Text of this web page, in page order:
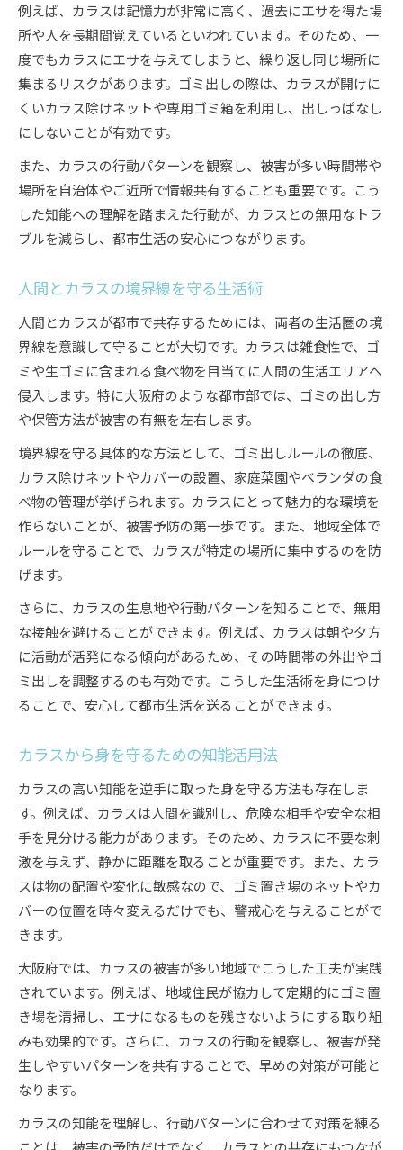
例えば、カラスは記憶力が非常に高く、過去にエサを得た場
所や人を長期間覚えているといわれています。そのため、一
度でもカラスにエサを与えてしまうと、繰り返し同じ場所に
集まるリスクがあります。ゴミ出しの際は、カラスが開けに
くいカラス除けネットや専用ゴミ箱を利用し、出しっぱなし
にしないことが有効です。
また、カラスの行動パターンを観察し、被害が多い時間帯や
場所を自治体やご近所で情報共有することも重要です。こう
した知能への理解を踏まえた行動が、カラスとの無用なトラ
ブルを減らし、都市生活の安心につながります。
人間とカラスの境界線を守る生活術
人間とカラスが都市で共存するためには、両者の生活圏の境
界線を意識して守ることが大切です。カラスは雑食性で、ゴ
ミや生ゴミに含まれる食べ物を目当てに人間の生活エリアへ
侵入します。特に大阪府のような都市部では、ゴミの出し方
や保管方法が被害の有無を左右します。
境界線を守る具体的な方法として、ゴミ出しルールの徹底、
カラス除けネットやカバーの設置、家庭菜園やベランダの食
べ物の管理が挙げられます。カラスにとって魅力的な環境を
作らないことが、被害予防の第一歩です。また、地域全体で
ルールを守ることで、カラスが特定の場所に集中するのを防
げます。
さらに、カラスの生息地や行動パターンを知ることで、無用
な接触を避けることができます。例えば、カラスは朝や夕方
に活動が活発になる傾向があるため、その時間帯の外出やゴ
ミ出しを調整するのも有効です。こうした生活術を身につけ
ることで、安心して都市生活を送ることができます。
カラスから身を守るための知能活用法
カラスの高い知能を逆手に取った身を守る方法も存在しま
す。例えば、カラスは人間を識別し、危険な相手や安全な相
手を見分ける能力があります。そのため、カラスに不要な刺
激を与えず、静かに距離を取ることが重要です。また、カラ
スは物の配置や変化に敏感なので、ゴミ置き場のネットやカ
バーの位置を時々変えるだけでも、警戒心を与えることがで
きます。
大阪府では、カラスの被害が多い地域でこうした工夫が実践
されています。例えば、地域住民が協力して定期的にゴミ置
き場を清掃し、エサになるものを残さないようにする取り組
みも効果的です。さらに、カラスの行動を観察し、被害が発
生しやすいパターンを共有することで、早めの対策が可能と
なります。
カラスの知能を理解し、行動パターンに合わせて対策を練る